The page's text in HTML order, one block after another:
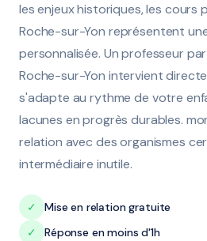
les enjeux historiques, les cours
Roche-sur-Yon représentent
personnalisée. Un professeur
Roche-sur-Yon intervient
s'adapte au rythme de votre
lacunes en progrès durables.
relation avec des organismes
intermédiaire inutile.
✓
Mise en relation gratuite
✓
Réponse en moins d'1h